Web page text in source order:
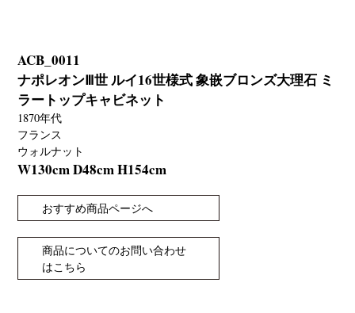
ACB_0011
ナポレオンⅢ世 ルイ16世様式 象嵌ブロンズ大理石 ミ
ラートップキャビネット
1870年代
フランス
ウォルナット
W130cm D48cm H154cm
おすすめ商品ページへ
商品についてのお問い合わせ
はこちら